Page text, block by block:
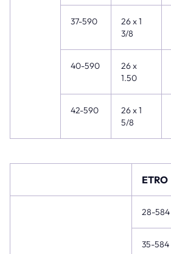
37-590
26 x 1
3/8
40-590
26 x
1.50
42-590
26 x 1
5/8
ETRO
28-584
35-584